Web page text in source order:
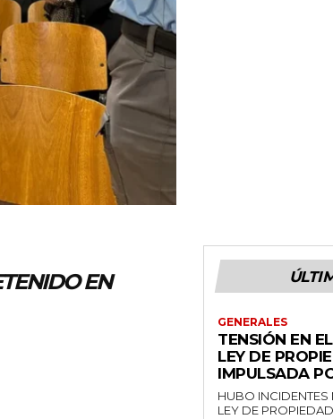
EN
GENERALES
TENSIÓN EN
LEY DE
IMPULSADA
HUBO INCIDENTES
LEY DE PROPIEDAD